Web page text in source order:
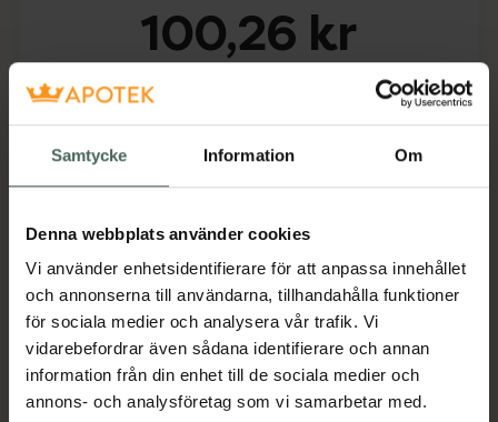
Samtycke Information Om
Denna webbplats använder cookies
Vi använder enhetsidentifierare för att anpassa innehållet
och annonserna till användarna, tillhandahålla funktioner
för sociala medier och analysera vår trafik. Vi
vidarebefordrar även sådana identifierare och annan
information från din enhet till de sociala medier och
annons- och analysföretag som vi samarbetar med.
100,26 kr
Köp via ditt recept
Beskrivning Dölj
Läs alltid bipacksedeln innan
användning.